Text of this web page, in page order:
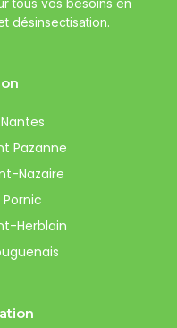
désinsectisation.
Pazanne
Nazaire
Herblain